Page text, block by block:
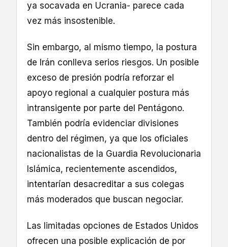
ya socavada en Ucrania- parece cada
vez más insostenible.
Sin embargo, al mismo tiempo, la postura
de Irán conlleva serios riesgos. Un posible
exceso de presión podría reforzar el
apoyo regional a cualquier postura más
intransigente por parte del Pentágono.
También podría evidenciar divisiones
dentro del régimen, ya que los oficiales
nacionalistas de la Guardia Revolucionaria
Islámica, recientemente ascendidos,
intentarían desacreditar a sus colegas
más moderados que buscan negociar.
Las limitadas opciones de Estados Unidos
ofrecen una posible explicación de por